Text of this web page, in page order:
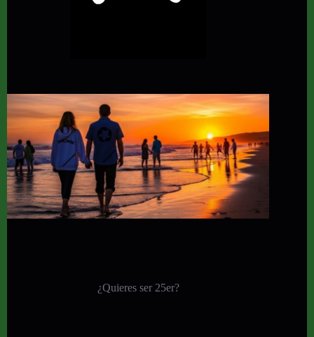
¿Quieres ser 25er?